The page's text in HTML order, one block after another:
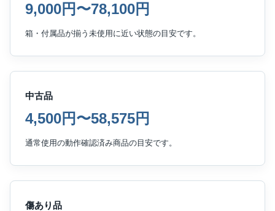
9,000円〜78,100円
箱・付属品が揃う未使用に近い状態の目安です。
中古品
4,500円〜58,575円
通常使用の動作確認済み商品の目安です。
傷あり品